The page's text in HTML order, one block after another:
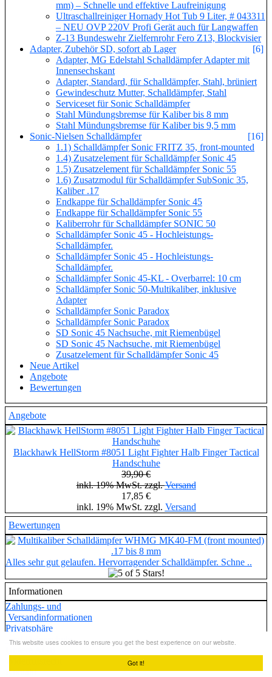
Got it!
This website uses cookies to ensure you get the best experience on our website.
mm) – Schnelle und effektive Laufreinigung
Ultraschallreiniger Hornady Hot Tub 9 Liter, # 043311
– NEU OVP 220V Profi Gerät auch für Langwaffen
Z-13 Bundeswehr Zielfernrohr Fero Z13, Blockvisier
Adapter, Zubehör SD, sofort ab Lager
[6]
Adapter, MG Edelstahl Schalldämpfer Adapter mit
Innensechskant
Adapter, Standard, für Schalldämpfer, Stahl, brüniert
Gewindeschutz Mutter, Schalldämpfer, Stahl
Serviceset für Sonic Schalldämpfer
Stahl Mündungsbremse für Kaliber bis 8 mm
Stahl Mündungsbremse für Kaliber bis 9,5 mm
Sonic-Nielsen Schalldämpfer
[16]
1.1) Schalldämpfer Sonic FRITZ 35, front-mounted
1.4) Zusatzelement für Schalldämpfer Sonic 45
1.5) Zusatzelement für Schalldämpfer Sonic 55
1.6) Zusatzmodul für Schalldämpfer SubSonic 35,
Kaliber .17
Endkappe für Schalldämpfer Sonic 45
Endkappe für Schalldämpfer Sonic 55
Kaliberrohr für Schalldämpfer SONIC 50
Schalldämpfer Sonic 45 - Hochleistungs-
Schalldämpfer.
Schalldämpfer Sonic 45 - Hochleistungs-
Schalldämpfer.
Schalldämpfer Sonic 45-KL - Overbarrel: 10 cm
Schalldämpfer Sonic 50-Multikaliber, inklusive
Adapter
Schalldämpfer Sonic Paradox
Schalldämpfer Sonic Paradox
SD Sonic 45 Nachsuche, mit Riemenbügel
SD Sonic 45 Nachsuche, mit Riemenbügel
Zusatzelement für Schalldämpfer Sonic 45
Neue Artikel
Angebote
Bewertungen
Angebote
Blackhawk HellStorm #8051 Light Fighter Halb Finger Tactical
Handschuhe
39,90 €
inkl. 19% MwSt. zzgl.Versand
17,85 €
inkl. 19% MwSt. zzgl. Versand
Bewertungen
Alles sehr gut gelaufen. Hervorragender Schalldämpfer. Schne ..
Informationen
Zahlungs- und
Versandinformationen
Privatsphäre
und Datenschutz
Kontakt